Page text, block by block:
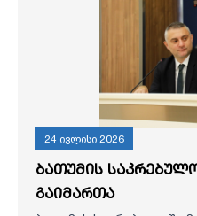
24 ივლისი 2026
ბათუმის
გაიმართა